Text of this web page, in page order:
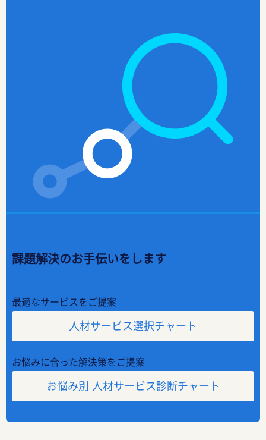
課題解決のお手伝いをします
最適なサービスをご提案
人材サービス選択チャート
お悩みに合った解決策をご提案
お悩み別 人材サービス診断チャート